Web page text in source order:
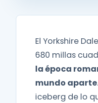
El Yorkshire
680 millas
la época
mundo aparte
iceberg de lo